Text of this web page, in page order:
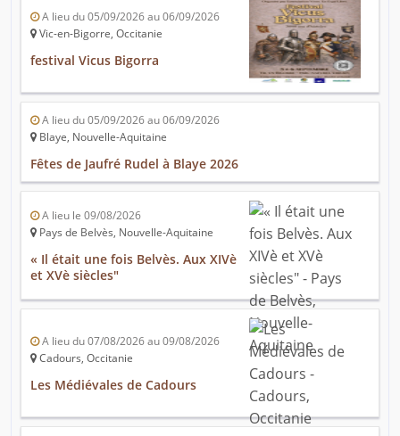
A lieu du 05/09/2026 au 06/09/2026
Vic-en-Bigorre, Occitanie
festival Vicus Bigorra
A lieu du 05/09/2026 au 06/09/2026
Blaye, Nouvelle-Aquitaine
Fêtes de Jaufré Rudel à Blaye 2026
A lieu le 09/08/2026
Pays de Belvès, Nouvelle-Aquitaine
« Il était une fois Belvès. Aux XIVè
et XVè siècles"
A lieu du 07/08/2026 au 09/08/2026
Cadours, Occitanie
Les Médiévales de Cadours